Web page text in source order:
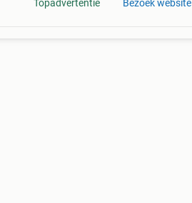
Topadvertentie Bezoek website